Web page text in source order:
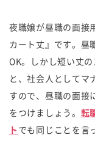
夜職嬢が昼職の面接
カート丈』です。昼
OK。しかし短い丈
と、社会人としてマ
すので、昼職の面接
をつけましょう。 転
ト でも同じことを言